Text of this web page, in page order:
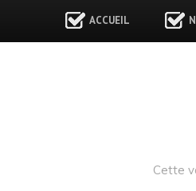
ACCUEIL
Cette